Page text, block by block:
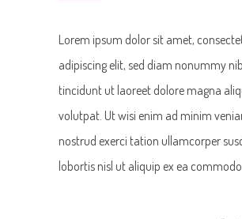
Lorem ipsum dolor sit amet,
adipiscing elit, sed diam nonummy
tincidunt ut laoreet dolore magna
volutpat. Ut wisi enim ad minim
nostrud exerci tation ullamcorper
lobortis nisl ut aliquip ex ea commodo